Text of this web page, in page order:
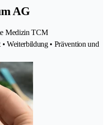
AG
Medizin TCM
Weiterbildung • Prävention und